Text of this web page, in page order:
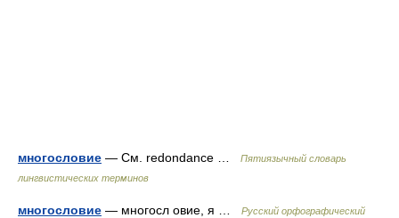
многословие — См. redondance …
Пятиязычный словарь
лингвистических терминов
многословие — многосл овие, я …
Русский орфографический